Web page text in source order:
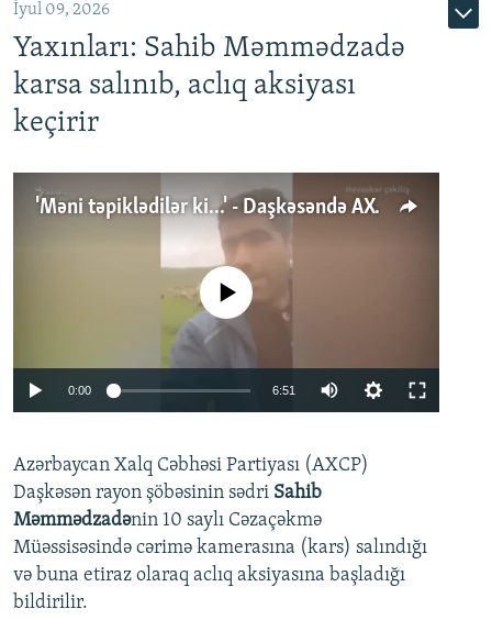
İyul 09, 2026
Yaxınları: Sahib Məmmədzadə
karsa salınıb, aclıq aksiyası
keçirir
'Məni təpiklədilər ki...' - Daşkəsəndə AXCP fəalının yaxınları onun həbsinə etiraz edirlər
Auto 240p 360p
720p 1080p
No media source currently available
0:00 6:51
360p
720p
1080p
Azərbaycan Xalq Cəbhəsi Partiyası (AXCP)
Daşkəsən rayon şöbəsinin sədri Sahib
Məmmədzadənin 10 saylı Cəzaçəkmə
Müəssisəsində cərimə kamerasına (kars) salındığı
və buna etiraz olaraq aclıq aksiyasına başladığı
bildirilir.